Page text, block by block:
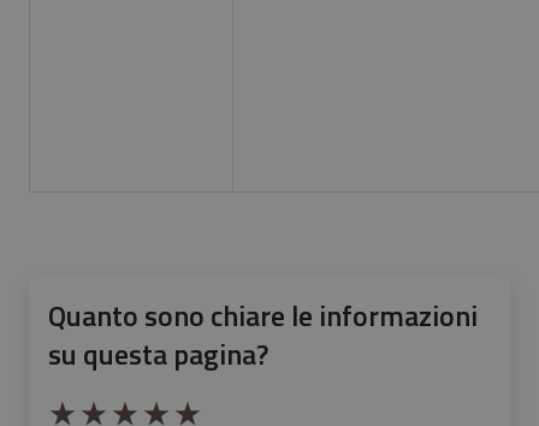
Quanto sono chiare le informazioni
su questa pagina?
Valuta da 1 a 5 stelle la pagina